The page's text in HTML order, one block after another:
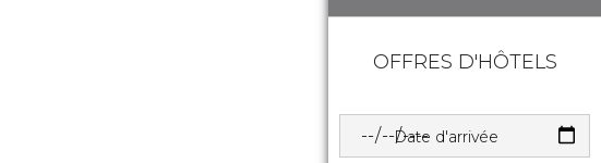
OFFRES D'HÔTELS
Date d'arrivée